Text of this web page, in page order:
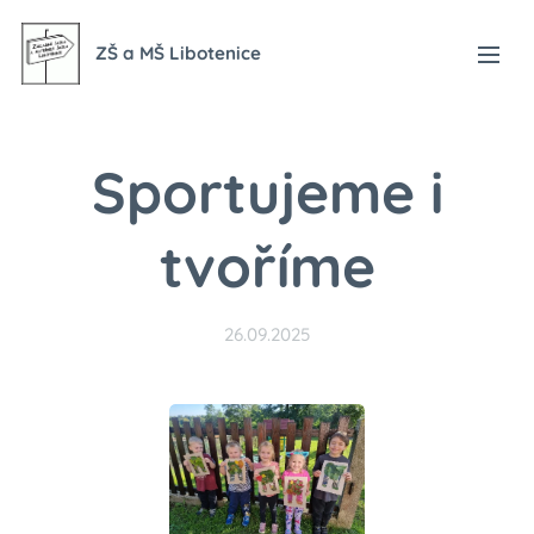
ZŠ a MŠ Libotenice
Sportujeme i
tvoříme
26.09.2025